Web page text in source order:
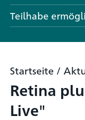
Teilhabe
Startseite /
Retina
Live"